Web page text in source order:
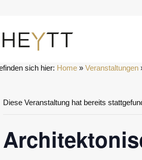
sich hier: Home » Veranstaltungen
Diese Veranstaltung hat bereits